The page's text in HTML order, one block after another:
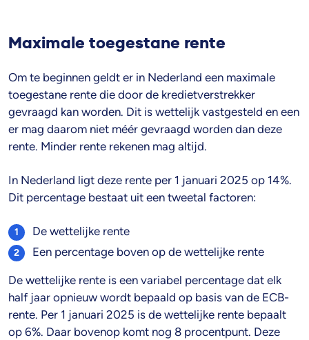
Maximale toegestane rente
Om te beginnen geldt er in Nederland een maximale
toegestane rente die door de kredietverstrekker
gevraagd kan worden. Dit is wettelijk vastgesteld en een
er mag daarom niet méér gevraagd worden dan deze
rente. Minder rente rekenen mag altijd.
In Nederland ligt deze rente per 1 januari 2025 op 14%.
Dit percentage bestaat uit een tweetal factoren:
De wettelijke rente
Een percentage boven op de wettelijke rente
De wettelijke rente is een variabel percentage dat elk
half jaar opnieuw wordt bepaald op basis van de ECB-
rente. Per 1 januari 2025 is de wettelijke rente bepaalt
op 6%. Daar bovenop komt nog 8 procentpunt. Deze